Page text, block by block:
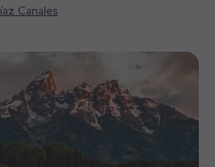
Canales